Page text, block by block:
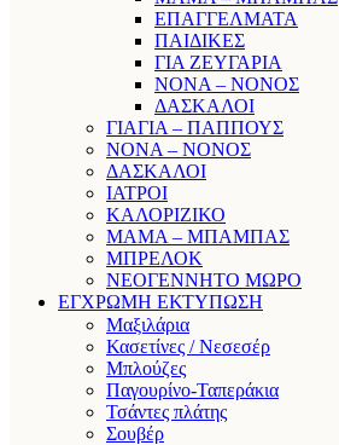
ΕΠΑΓΓΕΛΜΑΤΑ
ΠΑΙΔΙΚΕΣ
ΓΙΑ ΖΕΥΓΑΡΙΑ
ΝΟΝΑ – ΝΟΝΟΣ
ΔΑΣΚΑΛΟΙ
ΓΙΑΓΙΑ – ΠΑΠΠΟΥΣ
ΝΟΝΑ – ΝΟΝΟΣ
ΔΑΣΚΑΛΟΙ
ΙΑΤΡΟΙ
ΚΑΛΟΡΙΖΙΚΟ
ΜΑΜΑ – ΜΠΑΜΠΑΣ
ΜΠΡΕΛΟΚ
ΝΕΟΓΕΝΝΗΤΟ ΜΩΡΟ
ΕΓΧΡΩΜΗ ΕΚΤΥΠΩΣΗ
Μαξιλάρια
Κασετίνες / Νεσεσέρ
Μπλούζες
Παγουρίνο-Ταπεράκια
Τσάντες πλάτης
Σουβέρ